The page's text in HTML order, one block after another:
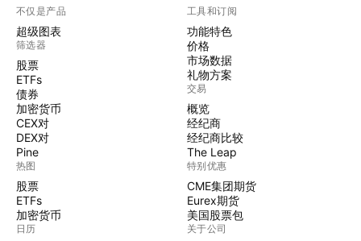
不仅是产品
超级图表
筛选器
股票
ETFs
债券
加密货币
CEX对
DEX对
Pine
热图
股票
ETFs
加密货币
日历
工具和订阅
功能特色
价格
市场数据
礼物方案
交易
概览
经纪商
经纪商比较
The Leap
特别优惠
CME集团期货
Eurex期货
美国股票包
关于公司